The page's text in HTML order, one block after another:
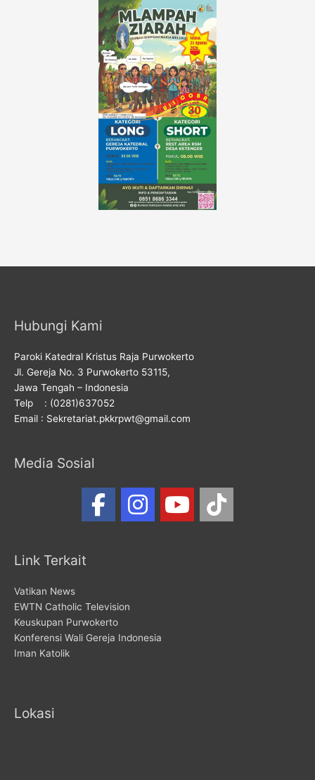
Hubungi Kami
Paroki Katedral Kristus Raja Purwokerto
Jl. Gereja No. 3 Purwokerto 53115,
Jawa Tengah – Indonesia
Telp : (0281)637052
Email : Sekretariat.pkkrpwt@gmail.com
Media Sosial
Link Terkait
Vatikan News
EWTN Catholic Television
Keuskupan Purwokerto
Konferensi Wali Gereja Indonesia
Iman Katolik
Lokasi